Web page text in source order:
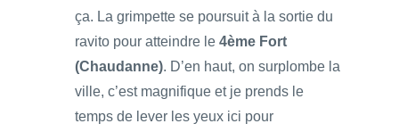
ça. La grimpette se poursuit à la sortie du
ravito pour atteindre le 4ème Fort
(Chaudanne). D’en haut, on surplombe la
ville, c’est magnifique et je prends le
temps de lever les yeux ici pour